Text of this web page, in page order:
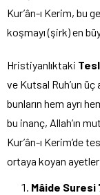
Kur’ân-ı Kerim, bu
koşmayı (şirk) en
Hristiyanlıktaki
ve Kutsal Ruh’un
bunların hem ayrı
bu inanç, Allah’ın
Kur’ân-ı Kerim’de
ortaya koyan
Mâide Suresi